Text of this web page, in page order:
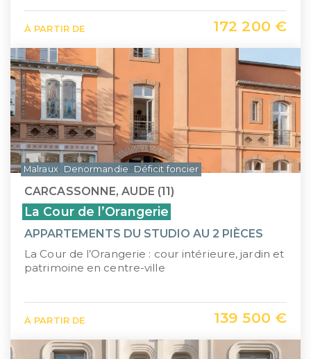
À PARTIR DE 172 200 €
CARCASSONNE, AUDE (11)
La Cour de l’Orangerie
APPARTEMENTS DU STUDIO AU 2 PIÈCES
La Cour de l’Orangerie : cour intérieure, jardin et
patrimoine en centre-ville
À PARTIR DE 139 500 €
Malraux Denormandie Déficit foncier